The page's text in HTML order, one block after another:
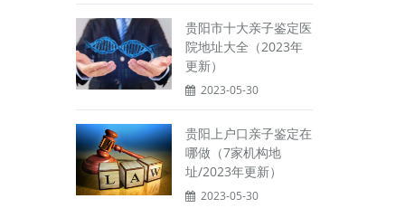
贵阳市十大亲子鉴定医
院地址大全（2023年
更新）
2023-05-30
贵阳上户口亲子鉴定在
哪做（7家机构地
址/2023年更新）
2023-05-30